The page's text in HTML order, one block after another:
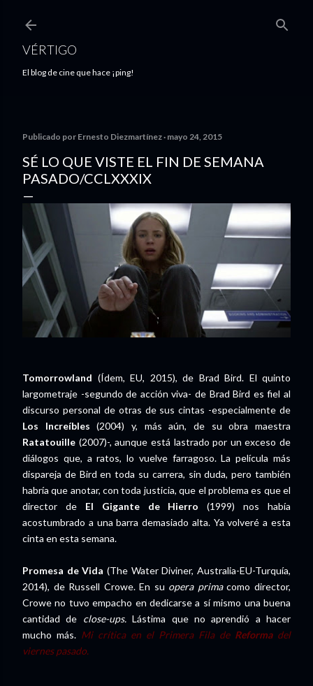
VÉRTIGO
El blog de cine que hace ¡ping!
Publicado por Ernesto Diezmartínez mayo 24, 2015
SÉ LO QUE VISTE EL FIN DE SEMANA
PASADO/CCLXXXIX
Tomorrowland (Ídem, EU, 2015), de Brad Bird. El quinto
largometraje -segundo de acción viva- de Brad Bird es fiel al
discurso personal de otras de sus cintas -especialmente de
Los Increíbles (2004) y, más aún, de su obra maestra
Ratatouille (2007)-, aunque está lastrado por un exceso de
diálogos que, a ratos, lo vuelve farragoso. La película más
dispareja de Bird en toda su carrera, sin duda, pero también
habría que anotar, con toda justicia, que el problema es que el
director de El Gigante de Hierro (1999) nos había
acostumbrado a una barra demasiado alta. Ya volveré a esta
cinta en esta semana.
Promesa de Vida (The Water Diviner, Australia-EU-Turquía,
2014), de Russell Crowe. En su opera primacomo director,
Crowe no tuvo empacho en dedicarse a sí mismo una buena
cantidad de close-ups.Lástima que no aprendió a hacer
mucho más. Mi crítica en el Primera Fila de Reforma del
viernes pasado.